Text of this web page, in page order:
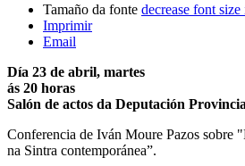
Tamaño da fonte decrease font size
Imprimir
Email
Día 23 de abril, martes
ás 20 horas
Salón de actos da Deputación
Conferencia de Iván Moure Pazos sobre
na Sintra contemporánea”.